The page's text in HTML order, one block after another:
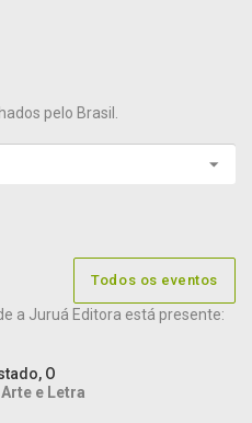
pelo Brasil.
Todos os eventos
a Juruá Editora está presente:
O
e Letra